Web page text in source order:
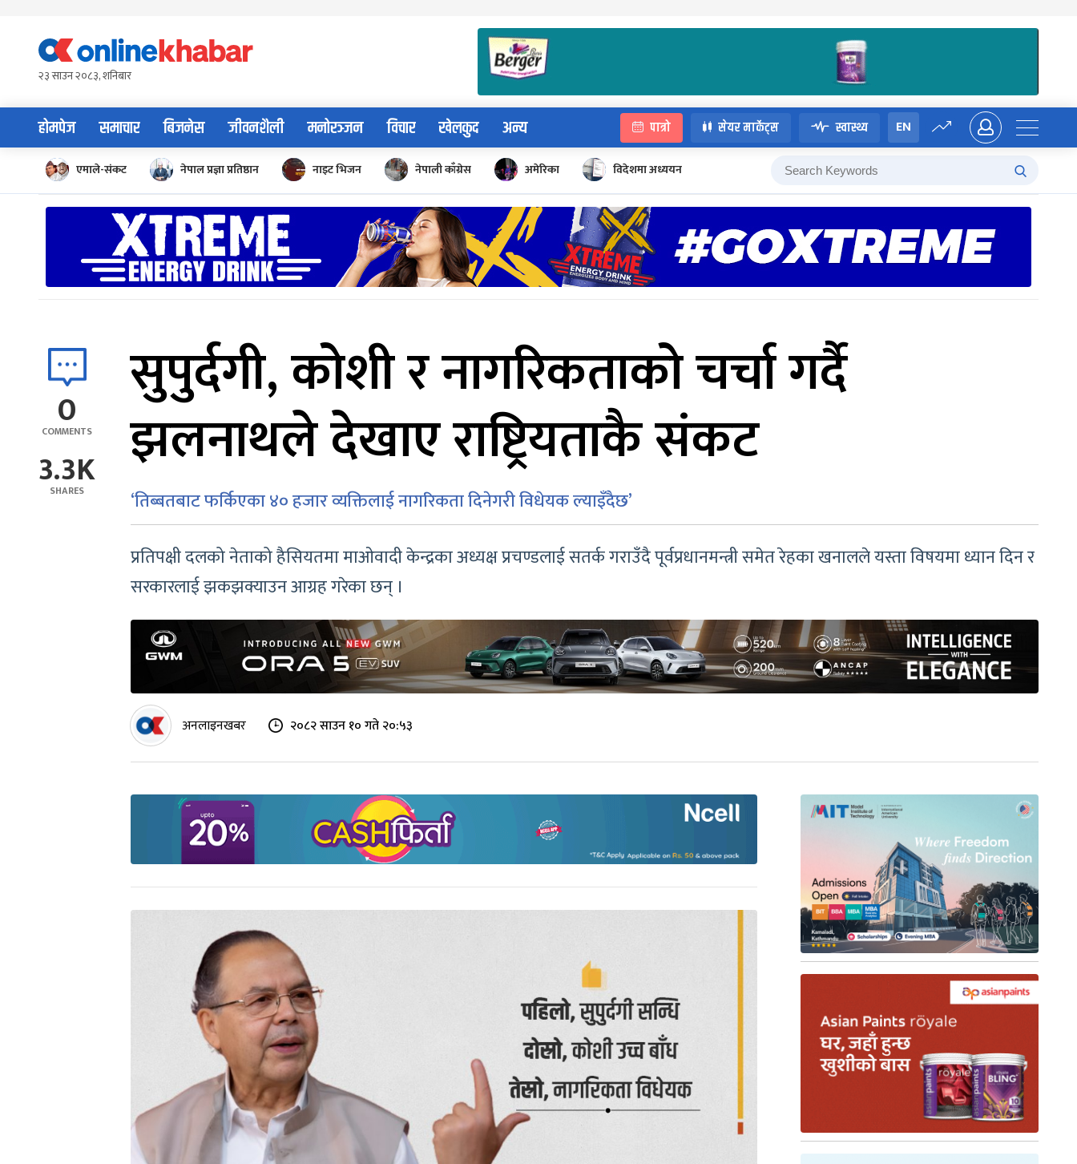
content२३ साउन २०८३, शनिबार
होमपेज समाचार बिजनेस जीवनशैली मनोरञ्जन विचार खेलकुद अन्य पात्रो सेयर मार्केट्स स्वास्थ्य EN
एमाले-संकट नेपाल प्रज्ञा प्रतिष्ठान नाइट भिजन नेपाली काँग्रेस अमेरिका विदेशमा अध्ययन
0
COMMENTS
3.3K
SHARES
सुपुर्दगी, कोशी र नागरिकताको चर्चा गर्दै
झलनाथले देखाए राष्ट्रियताकै संकट
‘तिब्बतबाट फर्किएका ४० हजार व्यक्तिलाई नागरिकता दिनेगरी विधेयक ल्याइँदैछ’
प्रतिपक्षी दलको नेताको हैसियतमा माओवादी केन्द्रका अध्यक्ष प्रचण्डलाई सतर्क गराउँदै पूर्वप्रधानमन्त्री समेत रेहका खनालले यस्ता विषयमा ध्यान दिन र
सरकारलाई झकझक्याउन आग्रह गरेका छन् ।
अनलाइनखबर २०८२ साउन १० गते २०:५३